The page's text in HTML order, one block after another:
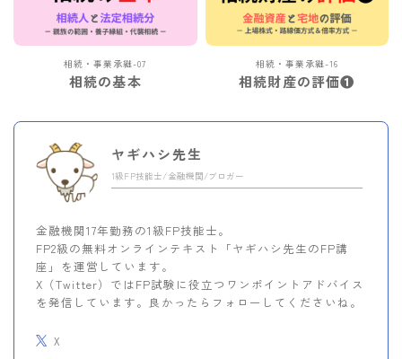
相続・事業承継-07
相続の基本
相続・事業承継-16
相続財産の評価❶
ヤギハシ先生
1級FP技能士/金融機関/ブロガー
金融機関17年勤務の1級FP技能士。
FP2級の無料オンラインテキスト「ヤギハシ先生のFP講
座」を運営しています。
X（Twitter）ではFP試験に役立つワンポイントアドバイス
を発信しています。良かったらフォローしてくださいね。
X